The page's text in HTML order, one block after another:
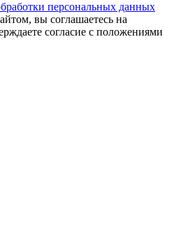
персональных данных
вы соглашаетесь на
согласие с положениями